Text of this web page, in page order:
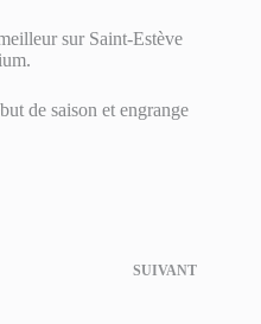
sur Saint-Estève
de saison et engrange
SUIVANT